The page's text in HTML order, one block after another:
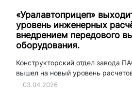
«Уралавтоприцеп»
уровень инженерных
внедрением передового
оборудования.
Конструкторский отдел завода
вышел на новый уровень
03.04.2026